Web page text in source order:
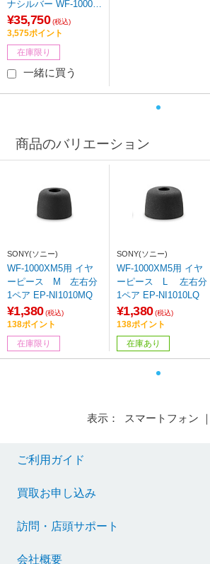
ナシルバー WF-1000X
M5SC ［ワイヤレス
(左右分離) /カナル型 /
ノイズキャンセリング
対応 /Bluetooth対応］
¥35,750 (税込)
3,575ポイント
在庫限り
一緒に買う
商品のバリエーション
SONY(ソニー)
WF-1000XM5用 イヤ
ーピース M 左右分
1ペア EP-NI1010MQ
¥1,380 (税込)
138ポイント
在庫限り
SONY(ソニー)
WF-1000XM5用 イヤ
ーピース L 左右分
1ペア EP-NI1010LQ
¥1,380 (税込)
138ポイント
在庫あり
表示： スマートフォン ｜
ご利用ガイド
買取お申し込み
訪問・店頭サポート
会社概要